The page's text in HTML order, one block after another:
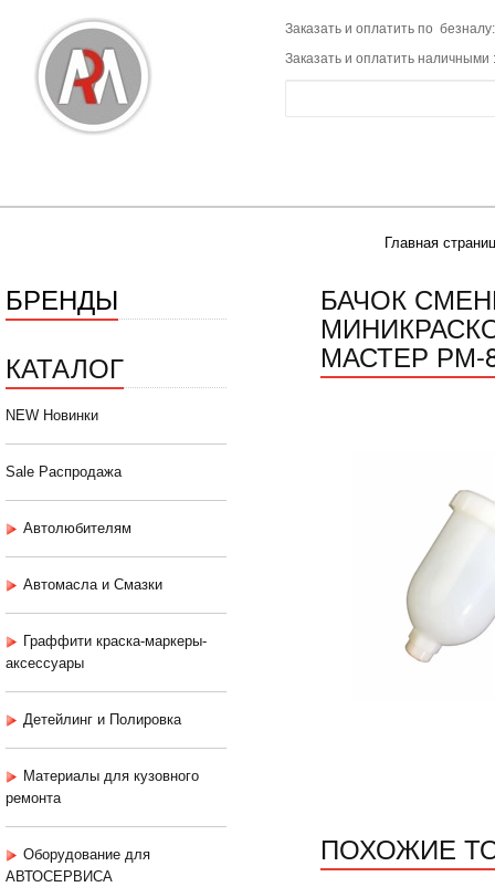
Заказать и оплатить по
Заказать и оплатить наличными
Главная
БРЕНДЫ
КАТАЛОГ
NEW Новинки
Sale Распродажа
Автолюбителям
Автомасла и Смазки
Граффити краска-маркеры-
аксессуары
Детейлинг и Полировка
Материалы для кузовного
ремонта
Оборудование для
АВТОСЕРВИСА
БАЧОК
МАСТЕР РМ-
ПОХОЖИЕ